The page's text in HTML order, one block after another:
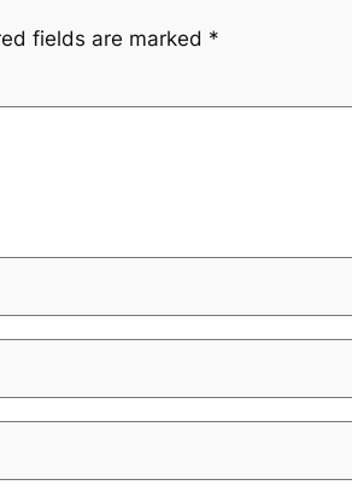
fields are marked *